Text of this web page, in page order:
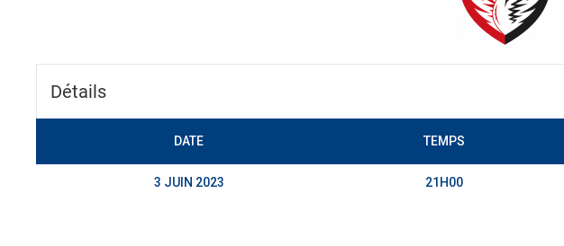
Détails
DATE TEMPS
3 JUIN 2023 21H00